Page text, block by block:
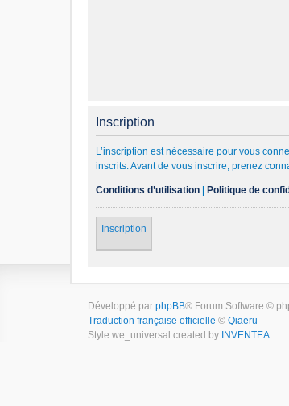
Inscription
L’inscription est nécessaire pour vous
inscrits. Avant de vous inscrire, prenez
Conditions d’utilisation Politique de
Inscription
Développé par phpBB® Forum Software ©
Traduction française officielle © Qiaeru
Style we_universal created by INVENTEA